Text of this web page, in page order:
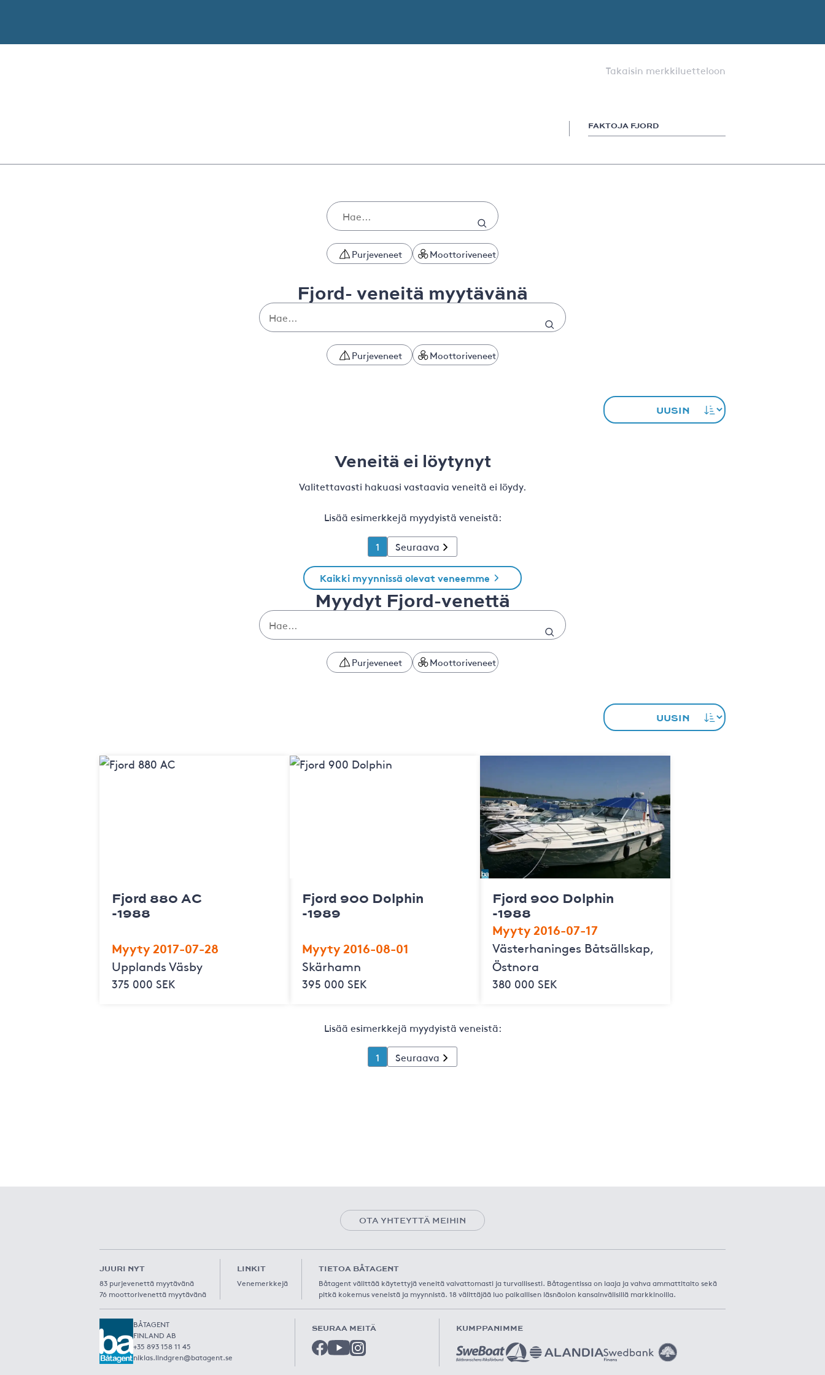
Takaisin merkkiluetteloon
FAKTOJA FJORD
Purjeveneet Moottoriveneet
Fjord- veneitä myytävänä
Purjeveneet Moottoriveneet
Veneitä ei löytynyt
Valitettavasti hakuasi vastaavia veneitä ei löydy.
Lisää esimerkkejä myydyistä veneistä:
1 Seuraava
Kaikki myynnissä olevat veneemme
Myydyt Fjord-venettä
Purjeveneet Moottoriveneet
Fjord 880 AC
-1988
Myyty 2017-07-28
Upplands Väsby
375 000 SEK
Fjord 900 Dolphin
-1989
Myyty 2016-08-01
Skärhamn
395 000 SEK
Fjord 900 Dolphin
-1988
Myyty 2016-07-17
Västerhaninges Båtsällskap,
Östnora
380 000 SEK
Lisää esimerkkejä myydyistä veneistä:
1 Seuraava
OTA YHTEYTTÄ MEIHIN
JUURI NYT
83 purjevenettä myytävänä
76 moottorivenettä myytävänä
LINKIT
Venemerkkejä
TIETOA BÅTAGENT
Båtagent välittää käytettyjä veneitä vaivattomasti ja turvallisesti. Båtagentissa on laaja ja vahva ammattitaito sekä
pitkä kokemus veneistä ja myynnistä. 18 välittäjää luo paikallisen läsnäolon kansainvälisillä markkinoilla.
BÅTAGENT
FINLAND AB
+35 893 158 11 45
niklas.lindgren@batagent.se
SEURAA MEITÄ KUMPPANIMME